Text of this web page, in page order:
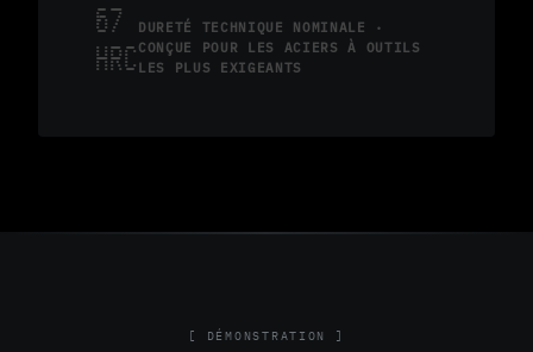
67
HRC
DURETÉ TECHNIQUE NOMINALE ·
CONÇUE POUR LES ACIERS À OUTILS
LES PLUS EXIGEANTS
[ DÉMONSTRATION ]